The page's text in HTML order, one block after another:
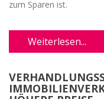
zum Sparen ist.
Weiterlesen...